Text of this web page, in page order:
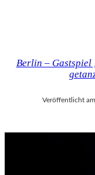
Berlin – Gastspiel
Veröffentlicht